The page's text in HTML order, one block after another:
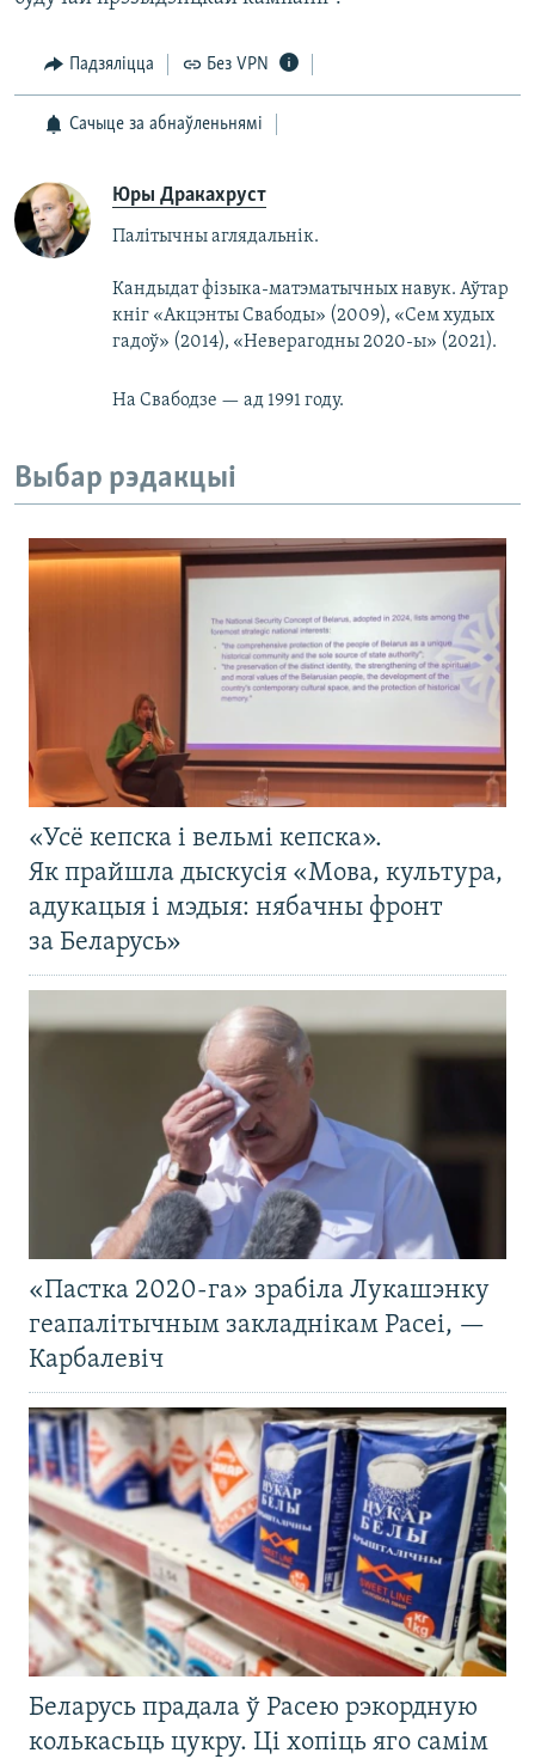
Падзяліцца Без VPN
Сачыце за абнаўленьнямі
Юры Дракахруст
Палітычны аглядальнік.
Кандыдат фізыка-матэматычных навук. Аўтар
кніг «Акцэнты Свабоды» (2009), «Сем худых
гадоў» (2014), «Неверагодны 2020-ы» (2021).
На Свабодзе — ад 1991 году.
Выбар рэдакцыі
«Усё кепска і вельмі кепска».
Як прайшла дыскусія «Мова, культура,
адукацыя і мэдыя: нябачны фронт
за Беларусь»
«Пастка 2020-га» зрабіла Лукашэнку
геапалітычным закладнікам Расеі, —
Карбалевіч
Беларусь прадала ў Расею рэкордную
колькасьць цукру. Ці хопіць яго самім